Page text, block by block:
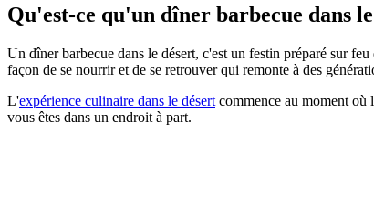
Qu'est-ce qu'un dîner barbecue dans
Un dîner barbecue dans le désert, c'est un festin préparé sur
façon de se nourrir et de se retrouver qui remonte à des
L'expérience culinaire dans le désert commence au moment où
vous êtes dans un endroit à part.